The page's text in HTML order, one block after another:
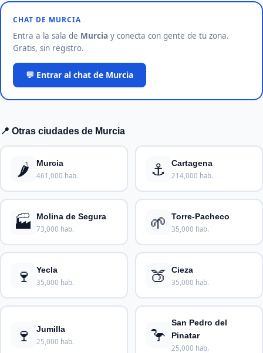
CHAT DE MURCIA
Entra a la sala de Murcia y conecta con gente de tu zona.
Gratis, sin registro.
💬 Entrar al chat de Murcia
📍 Otras ciudades de Murcia
🌶️ Murcia
461,000 hab. ⚓ Cartagena
214,000 hab.
🏭 Molina de Segura
73,000 hab. 🌱 Torre-Pacheco
35,000 hab.
🍷 Yecla
35,000 hab. 🍑 Cieza
35,000 hab.
🍷 Jumilla
25,000 hab. 🦩
San Pedro del
Pinatar
25,000 hab.